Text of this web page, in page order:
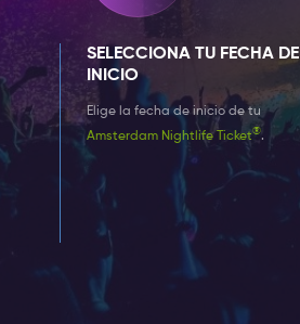
SELECCIONA TU FECHA DE
INICIO
Elige la fecha de inicio de tu
Amsterdam Nightlife Ticket®.